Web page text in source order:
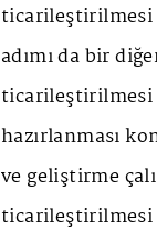
ticarileştirilmesi
adımı da bir
ticarileştirilmesi
hazırlanması
ve geliştirme
ticarileştirilmesi